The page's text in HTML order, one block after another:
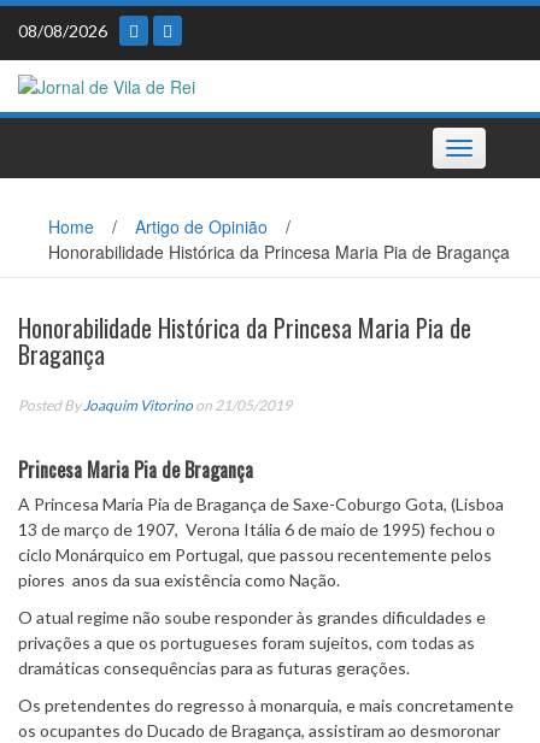
Skip
content
08/08/2026
Toggle
navigation
Home / Artigo de Opinião
/
Honorabilidade Histórica da Princesa Maria Pia de Bragança
Honorabilidade Histórica da Princesa Maria Pia de
Bragança
Posted By Joaquim Vitorino on 21/05/2019
Princesa Maria Pia de Bragança
A Princesa Maria Pia de Bragança de Saxe-Coburgo Gota, (Lisboa
13 de março de 1907, Verona Itália 6 de maio de 1995) fechou o
ciclo Monárquico em Portugal, que passou recentemente pelos
piores anos da sua existência como Nação.
O atual regime não soube responder às grandes dificuldades e
privações a que os portugueses foram sujeitos, com todas as
dramáticas consequências para as futuras gerações.
Os pretendentes do regresso à monarquia, e mais concretamente
os ocupantes do Ducado de Bragança, assistiram ao desmoronar